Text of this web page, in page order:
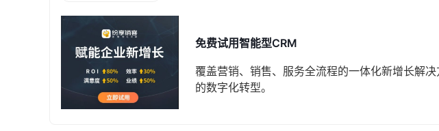
免费试用智能型CRM
覆盖营销、销售、服务全流程的一体化新增长解
的数字化转型。